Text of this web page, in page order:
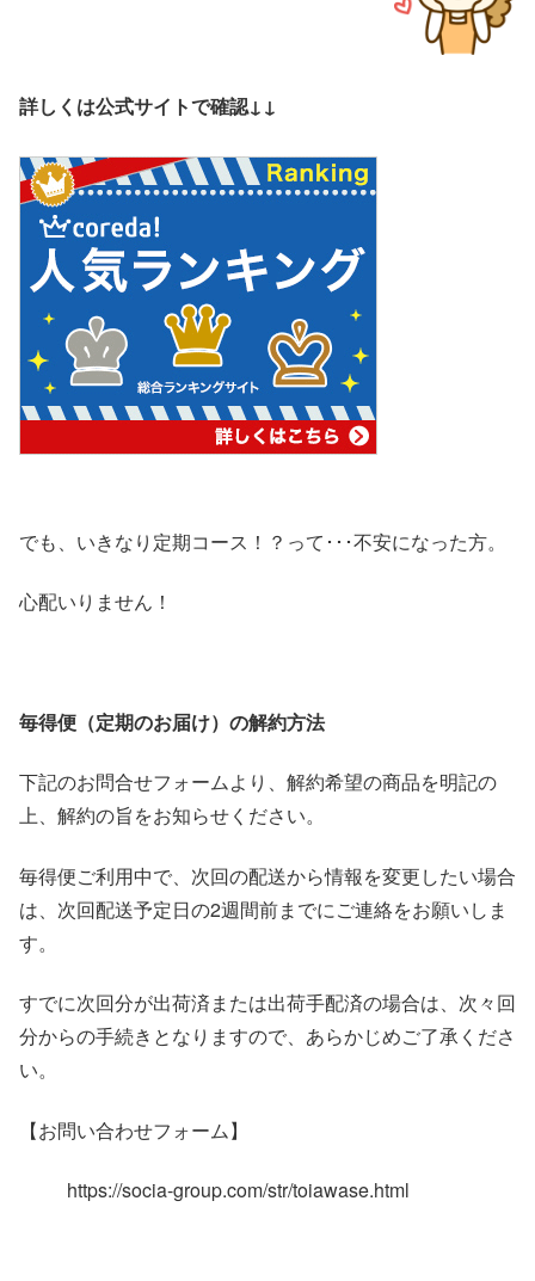
詳しくは公式サイトで確認↓↓
でも、いきなり定期コース！？って･･･不安になった方。
心配いりません！
毎得便（定期のお届け）の解約方法
下記のお問合せフォームより、解約希望の商品を明記の
上、解約の旨をお知らせください。
毎得便ご利用中で、次回の配送から情報を変更したい場合
は、次回配送予定日の2週間前までにご連絡をお願いしま
す。
すでに次回分が出荷済または出荷手配済の場合は、次々回
分からの手続きとなりますので、あらかじめご了承くださ
い。
【お問い合わせフォーム】
https://socia-group.com/str/toiawase.html